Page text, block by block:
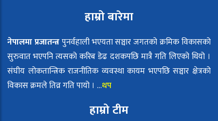
हाम्रो बारेमा
नेपालमा प्रजातन्त्रपुनर्वहाली भएयता सञ्चार जगतको क्रमिक विकासको
सुरुवात भएपनि त्यसको करिब डेढ दशकपछि मात्रै गति लिएको थियो ।
संघीय लोकतान्त्रिक राजनीतिक व्यवस्था कायम भएपछि सञ्चार क्षेत्रको
विकास क्रमले तिव्र गति पायो । …थप
हाम्रो टीम